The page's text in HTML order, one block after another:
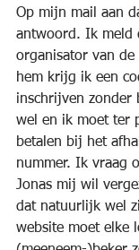
Op mijn mail aan
antwoord. Ik meld
organisator van de
hem krijg ik een
inschrijven zonder
wel en ik moet ter
betalen bij het
nummer. Ik vraag
Jonas mij wil
dat natuurlijk wel
website moet elke